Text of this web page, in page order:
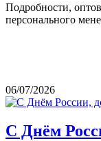
Подробности,
персонального
06/07/2026
С Днём